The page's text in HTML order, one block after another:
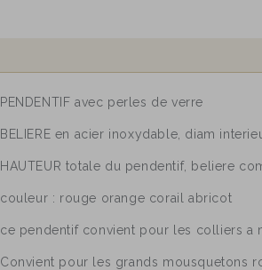
PENDENTIF avec perles de verre
BELIERE en acier inoxydable, diam
HAUTEUR totale du pendentif, beliere
couleur : rouge orange corail abricot
ce pendentif convient pour les colliers a
Convient pour les grands mousquetons